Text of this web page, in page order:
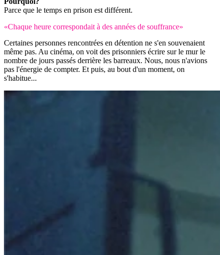
Parce que le temps en prison est différent.
«Chaque heure correspondait à des années de souffrance»
Certaines personnes rencontrées en détention ne s'en souvenaient
même pas. Au cinéma, on voit des prisonniers écrire sur le mur le
nombre de jours passés derrière les barreaux. Nous, nous n'avions
pas l'énergie de compter. Et puis, au bout d'un moment, on
s'habitue...